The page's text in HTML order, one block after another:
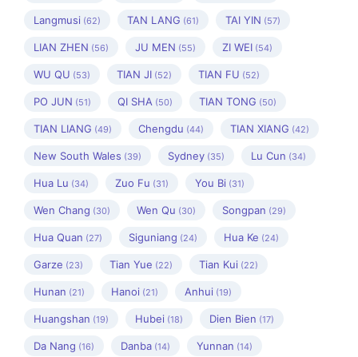
Langmusi (62) TAN LANG (61) TAI YIN (57)
LIAN ZHEN (56) JU MEN (55) ZI WEI (54)
WU QU (53) TIAN JI (52) TIAN FU (52)
PO JUN (51) QI SHA (50) TIAN TONG (50)
TIAN LIANG (49) Chengdu (44) TIAN XIANG (42)
New South Wales (39) Sydney (35) Lu Cun (34)
Hua Lu (34) Zuo Fu (31) You Bi (31)
Wen Chang (30) Wen Qu (30) Songpan (29)
Hua Quan (27) Siguniang (24) Hua Ke (24)
Garze (23) Tian Yue (22) Tian Kui (22)
Hunan (21) Hanoi (21) Anhui (19)
Huangshan (19) Hubei (18) Dien Bien (17)
Da Nang (16) Danba (14) Yunnan (14)